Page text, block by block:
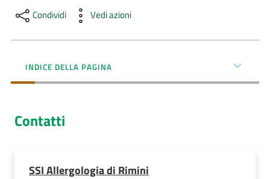
cura
Comunica
Condividi Vedi azioni
INDICE DELLA PAGINA
Contatti
SSI Allergologia di Rimini